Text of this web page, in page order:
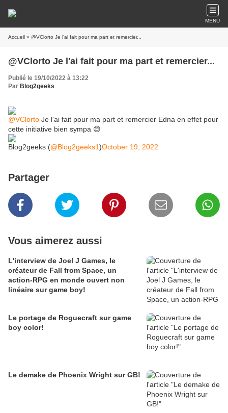
MENU
Accueil » @VClorto Je l'ai fait pour ma part et remercier...
@VClorto Je l'ai fait pour ma part et remercier...
Publié le 19/10/2022 à 13:22
Par Blog2geeks
@VClorto Je l'ai fait pour ma part et remercier Edna en effet pour
cette initiative bien sympa 😊
Blog2geeks (@Blog2geeks1)October 19, 2022
Partager
Vous aimerez aussi
L'interview de Joel J Games, le
créateur de Fall from Space, un
action-RPG en monde ouvert non
linéaire sur game boy!
Le portage de Roguecraft sur game
boy color!
Le demake de Phoenix Wright sur GB!